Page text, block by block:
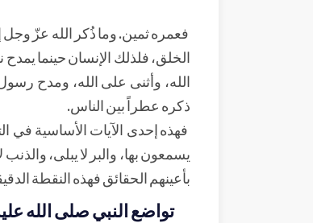
فعمره ثمين. وما ذُكر الله عزّ وجل
الخلق، فلذلك الإنسان حينما
الله، وأثنى على الله، ومدح
ذكره عطراً بين الناس.
فهذه إحدى الآيات الأساسية في
يسمعون بها، والبر لا يبلى،
بأعينهم الحقائق فهذه النقطة
تواضع النبي صلى الله